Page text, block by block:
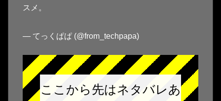
スメ。
— てっくぱぱ (@from_techpapa)
ここから先はネタバレあ